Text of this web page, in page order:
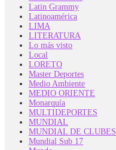
Latin Grammy
Latinoamérica
LIMA
LITERATURA
Lo más visto
Local
LORETO
Master Deportes
Medio Ambiente
MEDIO ORIENTE
Monarquía
MULTIDEPORTES
MUNDIAL
MUNDIAL DE CLUBES
Mundial Sub 17